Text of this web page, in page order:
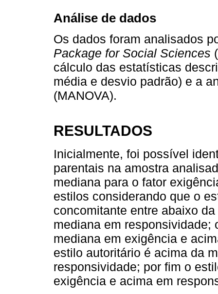
Análise de dados
Os dados foram analisados
Package for Social Sciences
cálculo das estatísticas
média e desvio padrão) e a
(MANOVA).
RESULTADOS
Inicialmente, foi possível
parentais na amostra
mediana para o fator
estilos considerando que o
concomitante entre abaixo
mediana em responsividade;
mediana em exigência e
estilo autoritário é acima da
responsividade; por fim o
exigência e acima em